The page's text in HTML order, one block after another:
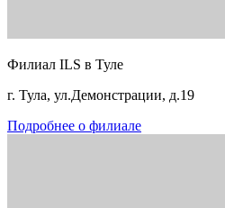
Филиал ILS в Туле
г. Тула, ул.Демонстрации, д.19
Подробнее о филиале